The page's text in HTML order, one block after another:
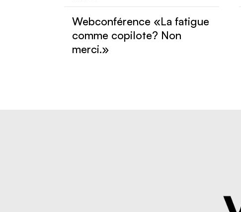
Webconférence «La fatigue
comme copilote? Non
merci.»